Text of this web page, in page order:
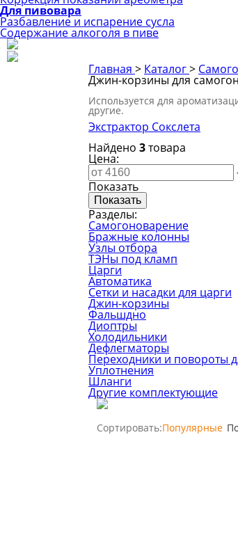
Для пивовара
Разбавление и испарение сусла
Содержание алкоголя в пиве
Главная > Каталог>
Джин-корзины для
Используется для
другие.
Экстрактор Сокслета
Найдено 3товара
Цена:
Показать
Разделы:
Самогоноварение
Бражные колонны
Узлы отбора
ТЭНы под кламп
Царги
Автоматика
Сетки и насадки для царги
Джин-корзины
Фальшдно
Диоптры
Холодильники
Дефлегматоры
Переходники и повороты
Уплотнения
Шланги
Другие комплектующие
Сортировать:Популярные